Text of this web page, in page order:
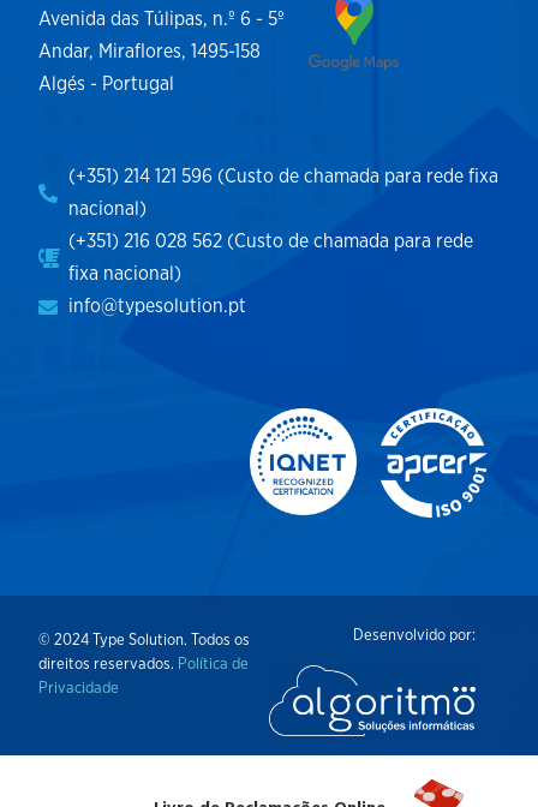
Avenida das Túlipas, n.º 6 - 5º
Andar, Miraflores, 1495-158
Algés - Portugal
(+351) 214 121 596 (Custo de chamada para rede fixa
nacional)
(+351) 216 028 562 (Custo de chamada para rede
fixa nacional)
info@typesolution.pt
© 2024 Type Solution. Todos os
direitos reservados. Política de
Privacidade
Desenvolvido por: